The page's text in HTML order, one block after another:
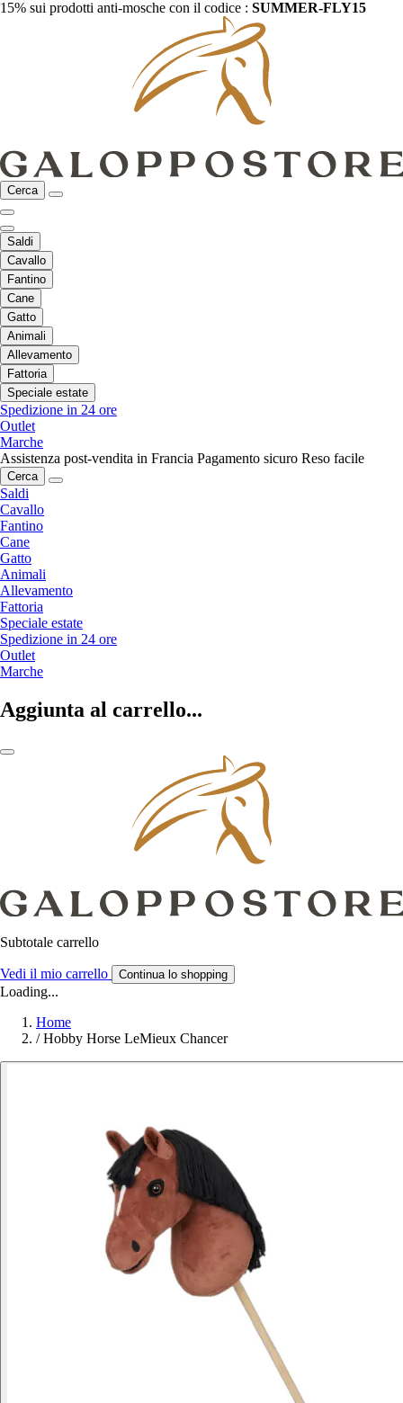
15% sui prodotti anti-mosche con il codice : SUMMER-FLY15
Cerca
Saldi
Cavallo
Fantino
Cane
Gatto
Animali
Allevamento
Fattoria
Speciale estate
Spedizione in 24 ore
Outlet
Marche
Assistenza post-vendita in Francia Pagamento sicuro Reso facile
Cerca
Saldi
Cavallo
Fantino
Cane
Gatto
Animali
Allevamento
Fattoria
Speciale estate
Spedizione in 24 ore
Outlet
Marche
Aggiunta al carrello...
Subtotale carrello
Vedi il mio carrello Continua lo shopping
Loading...
Home
/ Hobby Horse LeMieux Chancer